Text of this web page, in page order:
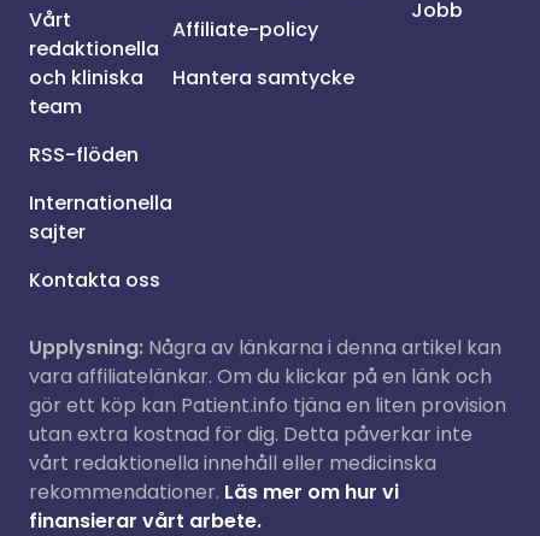
Vårt
redaktionella
och kliniska
team
RSS-flöden
Internationella
sajter
Kontakta oss
Affiliate-policy
Hantera samtycke
Jobb
Upplysning: Några av länkarna i denna artikel kan
vara affiliatelänkar. Om du klickar på en länk och
gör ett köp kan Patient.info tjäna en liten provision
utan extra kostnad för dig. Detta påverkar inte
vårt redaktionella innehåll eller medicinska
rekommendationer. Läs mer om hur vi
finansierar vårt arbete.